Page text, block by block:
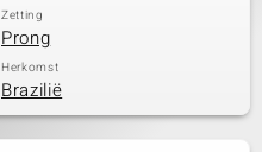
Zetting
Prong
Herkomst
Brazilië